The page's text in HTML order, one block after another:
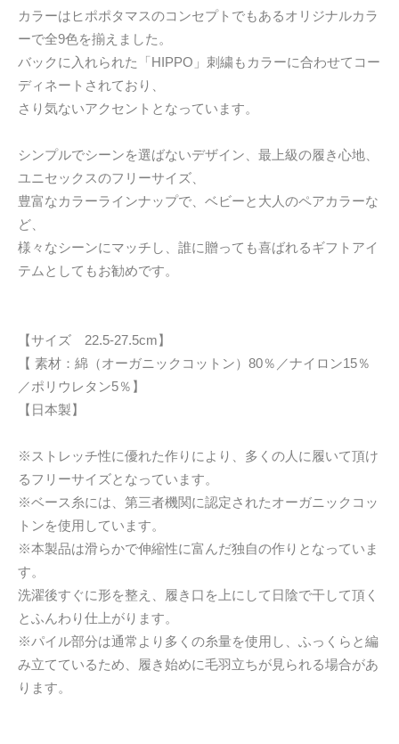
カラーはヒポポタマスのコンセプトでもあるオリジナルカラ
ーで全9色を揃えました。
バックに入れられた「HIPPO」刺繍もカラーに合わせてコー
ディネートされており、
さり気ないアクセントとなっています。
シンプルでシーンを選ばないデザイン、最上級の履き心地、
ユニセックスのフリーサイズ、
豊富なカラーラインナップで、ベビーと大人のペアカラーな
ど、
様々なシーンにマッチし、誰に贈っても喜ばれるギフトアイ
テムとしてもお勧めです。
【サイズ 22.5-27.5cm】
【 素材：綿（オーガニックコットン）80％／ナイロン15％
／ポリウレタン5％】
【日本製】
※ストレッチ性に優れた作りにより、多くの人に履いて頂け
るフリーサイズとなっています。
※ベース糸には、第三者機関に認定されたオーガニックコッ
トンを使用しています。
※本製品は滑らかで伸縮性に富んだ独自の作りとなっていま
す。
洗濯後すぐに形を整え、履き口を上にして日陰で干して頂く
とふんわり仕上がります。
※パイル部分は通常より多くの糸量を使用し、ふっくらと編
み立てているため、履き始めに毛羽立ちが見られる場合があ
ります。